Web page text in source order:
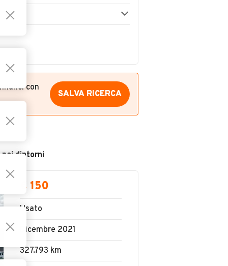
con
SALVA RICERCA
dintorni
€ 150
Usato
Dicembre 2021
327.793 km